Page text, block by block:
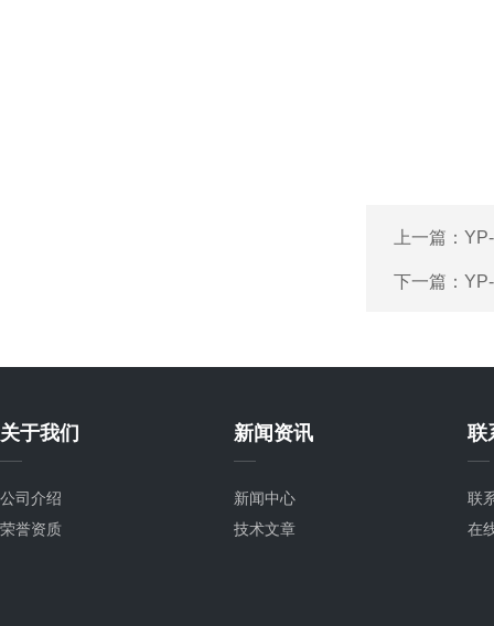
上一篇：
下一篇：
关于我们
公司介绍
荣誉资质
新闻资讯
新闻中心
技术文章
联
联
在